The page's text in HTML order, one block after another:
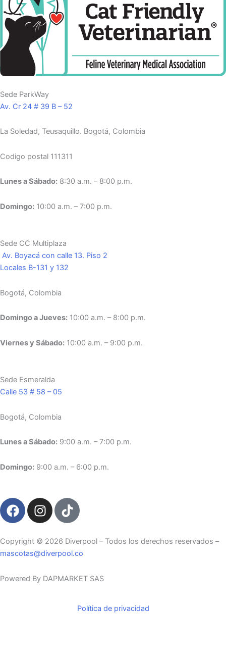
Sede ParkWay
Av. Cr 24 # 39 B – 52
La Soledad, Teusaquillo. Bogotá, Colombia
Codigo postal 111311
Lunes a Sábado: 8:30 a.m. – 8:00 p.m.
Domingo: 10:00 a.m. – 7:00 p.m.
Sede CC Multiplaza
Av. Boyacá con calle 13. Piso 2
Locales B-131 y 132
Bogotá, Colombia
Domingo a Jueves: 10:00 a.m. – 8:00 p.m.
Viernes y Sábado: 10:00 a.m. – 9:00 p.m.
Sede Esmeralda
Calle 53 # 58 – 05
Bogotá, Colombia
Lunes a Sábado: 9:00 a.m. – 7:00 p.m.
Domingo: 9:00 a.m. – 6:00 p.m.
F
a
e
b
o
I
n
t
a
r
T
i
t
o
Copyright ©️ 2026 Diverpool – Todos los derechos reservados –
mascotas@diverpool.co
Powered By DAPMARKET SAS
Política de privacidad